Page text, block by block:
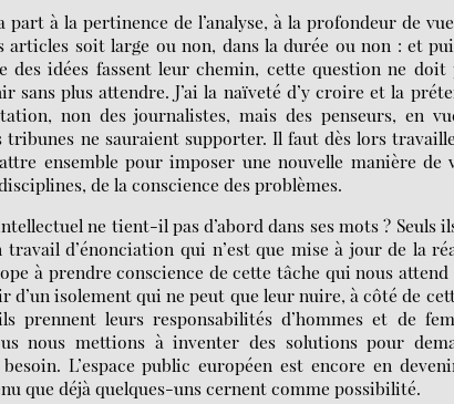
part à la pertinence de l’analyse, à la profondeur de
articles soit large ou non, dans la durée ou non : et
des idées fassent leur chemin, cette question ne
sans plus attendre. J’ai la naïveté d’y croire et la
non des journalistes, mais des penseurs, en
tribunes ne sauraient supporter. Il faut dès lors
ensemble pour imposer une nouvelle manière
de la conscience des problèmes.
ne tient-il pas d’abord dans ses mots ? Seuls
travail d’énonciation qui n’est que mise à jour de la
à prendre conscience de cette tâche qui nous
d’un isolement qui ne peut que leur nuire, à côté de
prennent leurs responsabilités d’hommes et de
nous mettions à inventer des solutions pour
L’espace public européen est encore en
que déjà quelques-uns cernent comme possibilité.